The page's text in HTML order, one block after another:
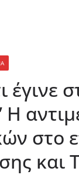
έγινε
Η
στο
και